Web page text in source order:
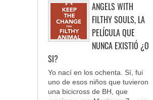
ANGELS WITH
FILTHY SOULS, LA
PELÍCULA QUE
NUNCA EXISTIÓ ¿O
SI?
Yo nací en los ochenta. Sí, fui
uno de esos niños que tuvieron
una bicicross de BH, que